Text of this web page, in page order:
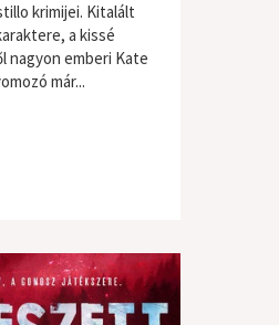
krimijei. Kitalált
a kissé
nagyon emberi Kate
már...